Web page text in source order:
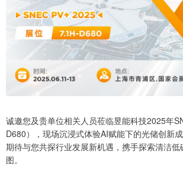
诚邀您及贵单位相关人员莅临昱能科技2025年
D680），现场沉浸式体验AI赋能下的光储创新
期待与您共探行业发展新机遇，携手探索清洁
图。